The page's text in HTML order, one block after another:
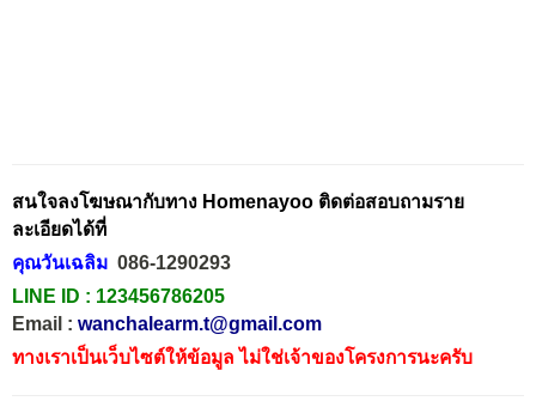
สนใจลงโฆษณากับทาง Homenayoo ติดต่อสอบถามราย
ละเอียดได้ที่
คุณวันเฉลิม 086-1290293
LINE ID : 123456786205
Email : wanchalearm.t@gmail.com
ทางเราเป็นเว็บไซต์ให้ข้อมูล ไม่ใช่เจ้าของโครงการนะครับ